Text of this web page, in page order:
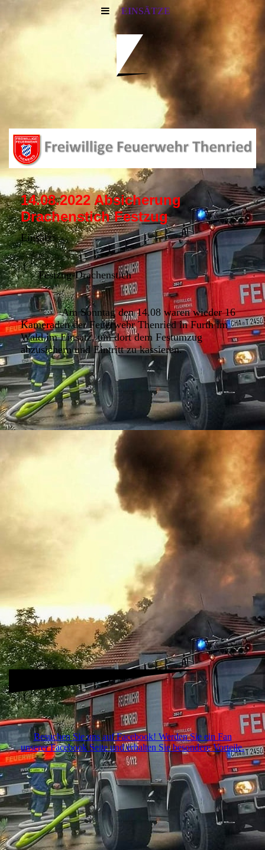
EINSÄTZE
14.08.2022 Absicherung
Drachenstich Festzug
Einsatz:
Festzug-Drachenstich
Am Sonntag den 14.08 waren wieder 16
Kameraden der Feuerwehr Thenried in Furth im
Wald im Einsatz, um dort dem Festumzug
abzusichern und Eintritt zu kassieren.
Besuchen Sie uns auf Facebook! Werden Sie ein Fan
unserer Facebook Seite und erhalten Sie besondere Vorteile.